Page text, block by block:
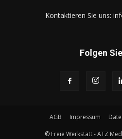
Kontaktieren Sie uns:
Folgen
AGB Impressum
© Freie Werkstatt - ATZ